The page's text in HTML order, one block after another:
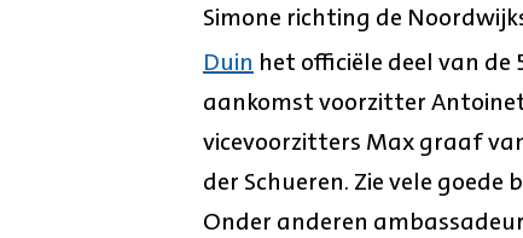
Simone richting de
Duin het officiële deel van de
aankomst voorzitter
vicevoorzitters Max graaf
der Schueren. Zie vele
Onder anderen